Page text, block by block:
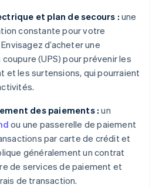
et plan de secours : une
constante pour votre
d’acheter une
(UPS) pour prévenir les
et les surtensions, qui pourraient
des paiements : un
ou une passerelle de paiement
par carte de crédit et
généralement un contrat
de services de paiement et
de transaction.